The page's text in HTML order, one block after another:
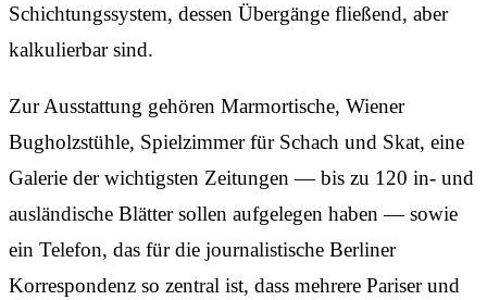
Schichtungssystem, dessen Übergänge fließend, aber
kalkulierbar sind.
Zur Ausstattung gehören Marmortische, Wiener
Bugholzstühle, Spielzimmer für Schach und Skat, eine
Galerie der wichtigsten Zeitungen — bis zu 120 in- und
ausländische Blätter sollen aufgelegen haben — sowie
ein Telefon, das für die journalistische Berliner
Korrespondenz so zentral ist, dass mehrere Pariser und